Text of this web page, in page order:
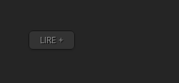
LIRE +